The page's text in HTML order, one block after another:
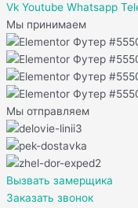
Vk Youtube Whatsapp
Мы принимаем
Мы отправляем
Вызвать замерщика
Заказать звонок